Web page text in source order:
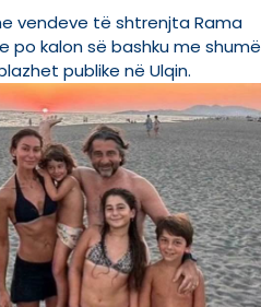
vendeve të shtrenjta Rama
po kalon së bashku me shumë
publike në Ulqin.